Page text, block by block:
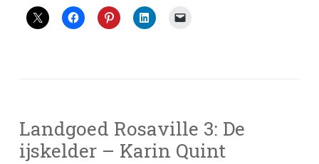
Landgoed Rosaville 3: De
ijskelder – Karin Quint